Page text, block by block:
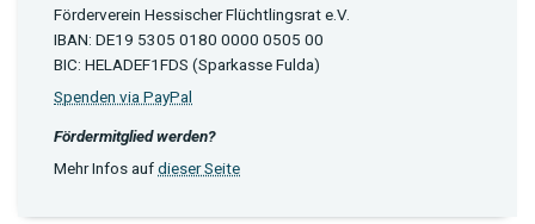
Förderverein Hessischer Flüchtlingsrat e.V.
IBAN: DE19 5305 0180 0000 0505 00
BIC: HELADEF1FDS (Sparkasse Fulda)
Spenden via PayPal
Fördermitglied werden?
Mehr Infos aufdieser Seite